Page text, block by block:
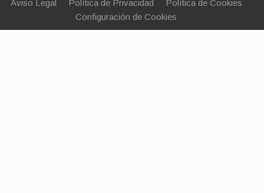
Aviso Legal Política de Privacidad
Política de Cookies
Configuración de Cookies